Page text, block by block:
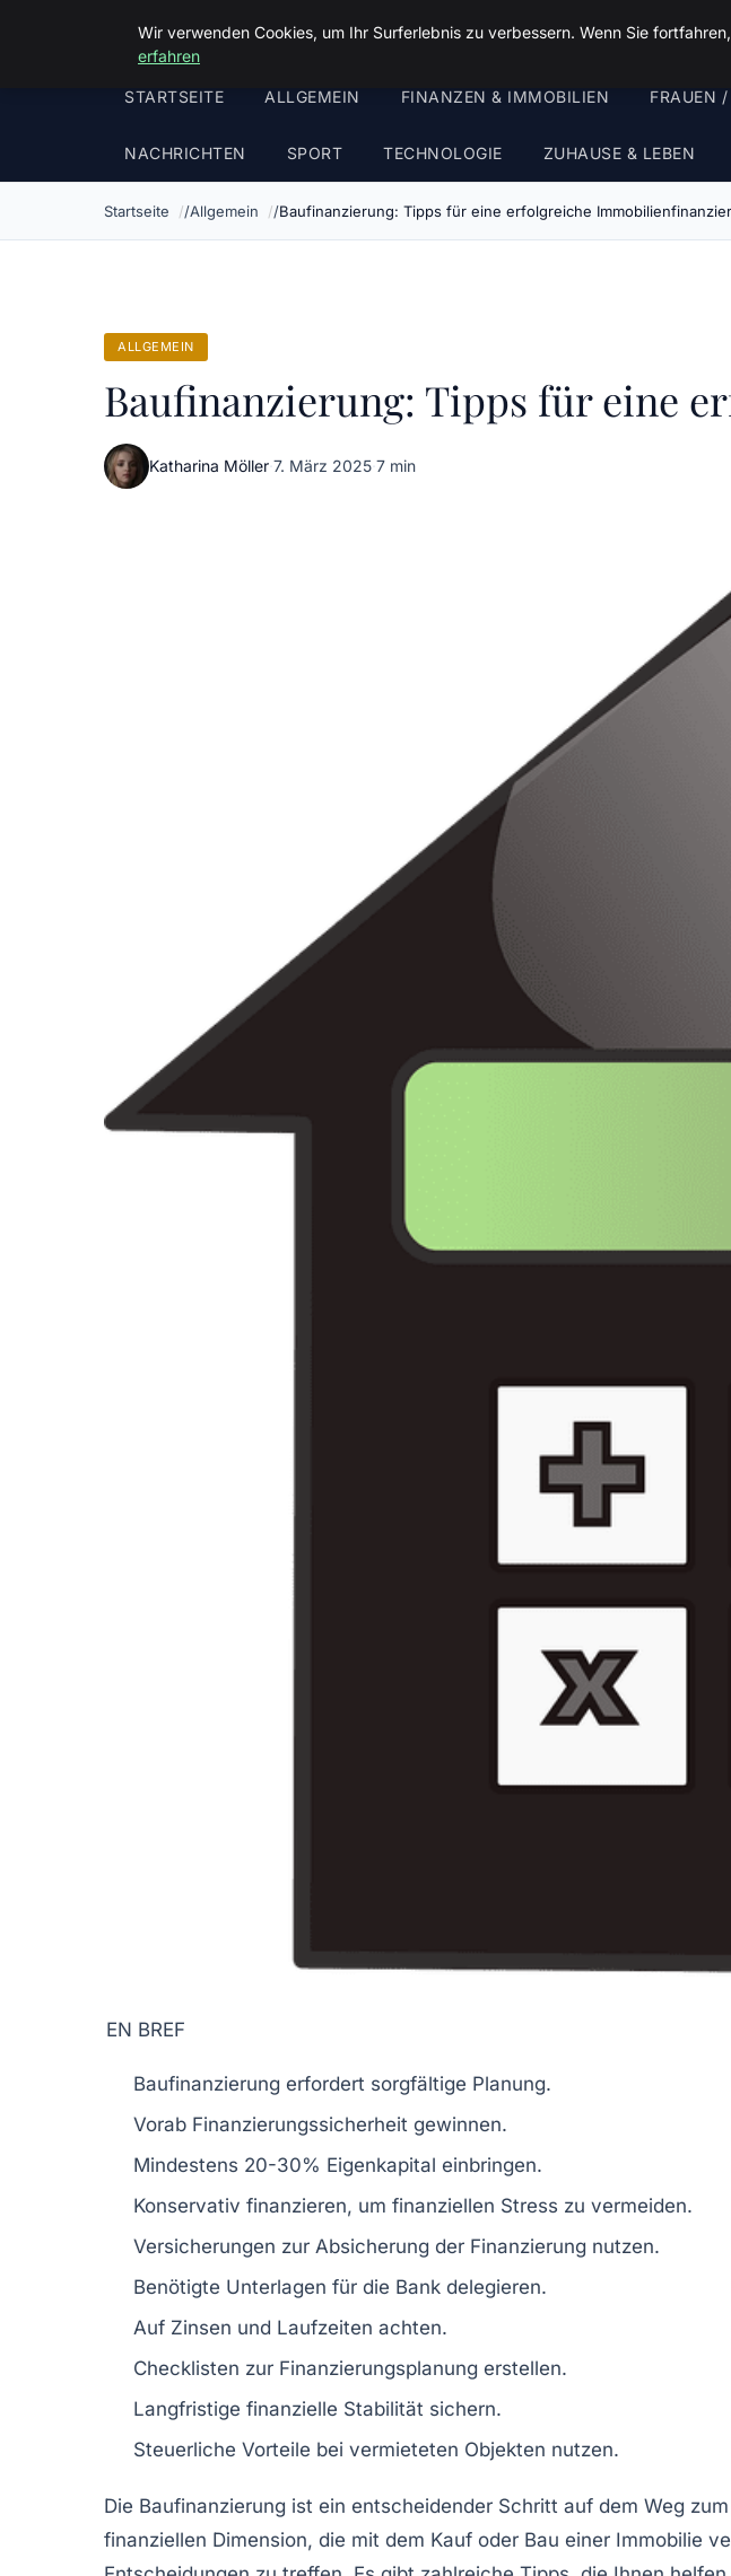
Malzminden
STARTSEITE ALLGEMEIN FINANZEN & IMMOBILIEN FRAUEN
NACHRICHTEN SPORT TECHNOLOGIE ZUHAUSE & LEBEN
Startseite Allgemein Baufinanzierung: Tipps für eine erfolgreiche
ALLGEMEIN
Baufinanzierung: Tipps für eine
Katharina Möller·7. März 2025·7 min
EN BREF
Baufinanzierung erfordert sorgfältige Planung.
Vorab Finanzierungssicherheit gewinnen.
Mindestens 20-30% Eigenkapital einbringen.
Konservativ finanzieren, um finanziellen Stress zu vermeiden.
Versicherungen zur Absicherung der Finanzierung nutzen.
Benötigte Unterlagen für die Bank delegieren.
Auf Zinsen und Laufzeiten achten.
Checklisten zur Finanzierungsplanung erstellen.
Langfristige finanzielle Stabilität sichern.
Steuerliche Vorteile bei vermieteten Objekten nutzen.
Die Baufinanzierung ist ein entscheidender Schritt auf dem Weg
finanziellen Dimension, die mit dem Kauf oder Bau einer Immobilie
Wir verwenden Cookies, um Ihr Surferlebnis zu verbessern. Wenn Sie
erfahren